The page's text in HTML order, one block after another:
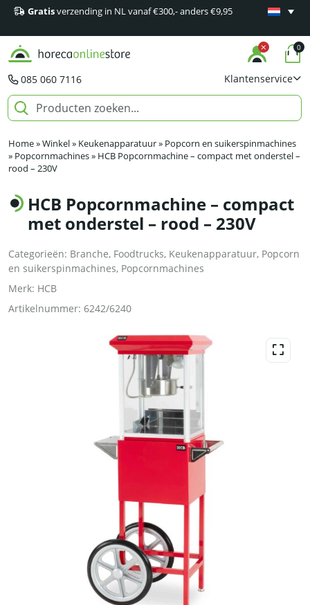
Gratisverzending in NL vanaf €300,- anders €9,95
Minimaal
085 060 7116 Klantenservice
0
Home»Winkel» Keukenapparatuur» Popcorn en suikerspinmachines
» Popcornmachines» HCB Popcornmachine – compact met onderstel –
rood – 230V
HCB Popcornmachine – compact
met onderstel – rood – 230V
Categorieën: Branche, Foodtrucks, Keukenapparatuur, Popcorn
en suikerspinmachines, Popcornmachines
Merk: HCB
Artikelnummer: 6242/6240